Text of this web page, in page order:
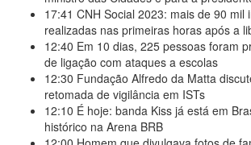
17:41 CNH Social 2023: mais de 90 mil
realizadas nas primeiras horas após a
12:40 Em 10 dias, 225 pessoas foram
de ligação com ataques a escolas
12:30 Fundação Alfredo da Matta
retomada de vigilância em ISTs
12:10 É hoje: banda Kiss já está em
histórico na Arena BRB